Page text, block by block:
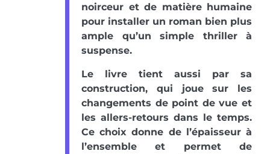
noirceur et de matière humaine
pour installer un roman bien plus
ample qu’un simple thriller à
suspense.
Le livre tient aussi par sa
construction, qui joue sur les
changements de point de vue et
les allers-retours dans le temps.
Ce choix donne de l’épaisseur à
l’ensemble et permet de